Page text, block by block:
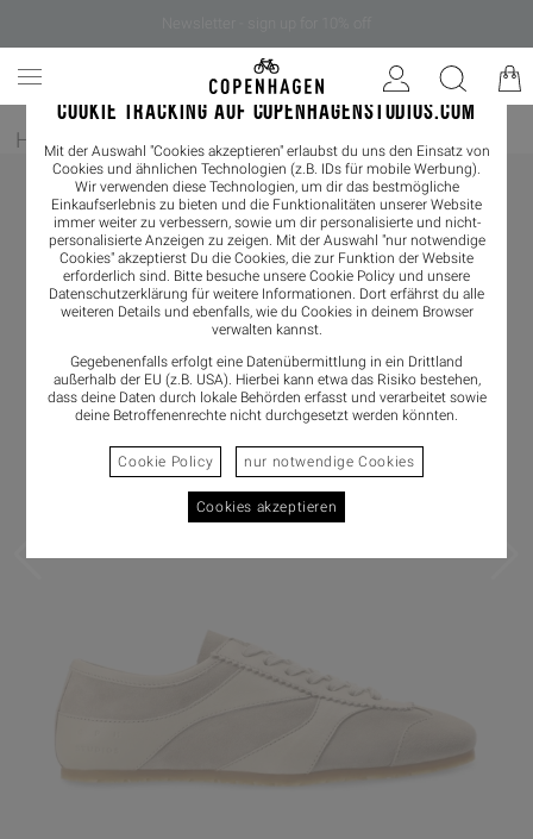
COOKIE TRACKING AUF COPENHAGENSTUDIOS.COM
Mit der Auswahl "Cookies akzeptieren" erlaubst du uns den Einsatz von
Cookies und ähnlichen Technologien (z.B. IDs für mobile Werbung).
Wir verwenden diese Technologien, um dir das bestmögliche
Einkaufserlebnis zu bieten und die Funktionalitäten unserer Website
immer weiter zu verbessern, sowie um dir personalisierte und nicht-
personalisierte Anzeigen zu zeigen. Mit der Auswahl "nur notwendige
Cookies" akzeptierst Du die Cookies, die zur Funktion der Website
erforderlich sind. Bitte besuche unsere Cookie Policy und unsere
Datenschutzerklärung für weitere Informationen. Dort erfährst du alle
weiteren Details und ebenfalls, wie du Cookies in deinem Browser
verwalten kannst.
Gegebenenfalls erfolgt eine Datenübermittlung in ein Drittland
außerhalb der EU (z.B. USA). Hierbei kann etwa das Risiko bestehen,
dass deine Daten durch lokale Behörden erfasst und verarbeitet sowie
deine Betroffenenrechte nicht durchgesetzt werden könnten.
Cookie Policy nur notwendige Cookies
Cookies akzeptieren
Home / Damen/ Sneaker